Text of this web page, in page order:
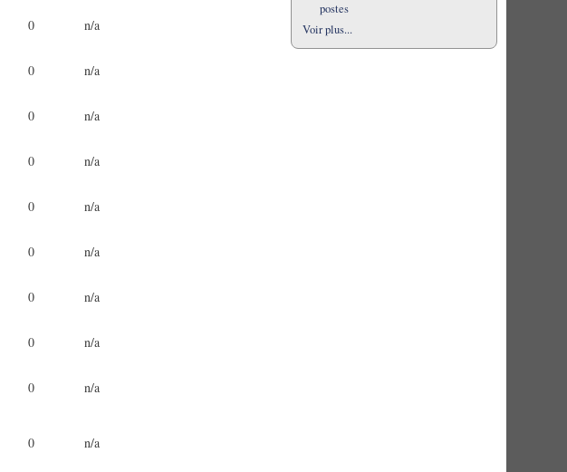
0 n/a
0 n/a
0 n/a
0 n/a
0 n/a
0 n/a
0 n/a
0 n/a
0 n/a
0 n/a
postes
Voir plus...